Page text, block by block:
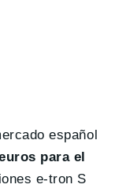
español
para el
e-tron S